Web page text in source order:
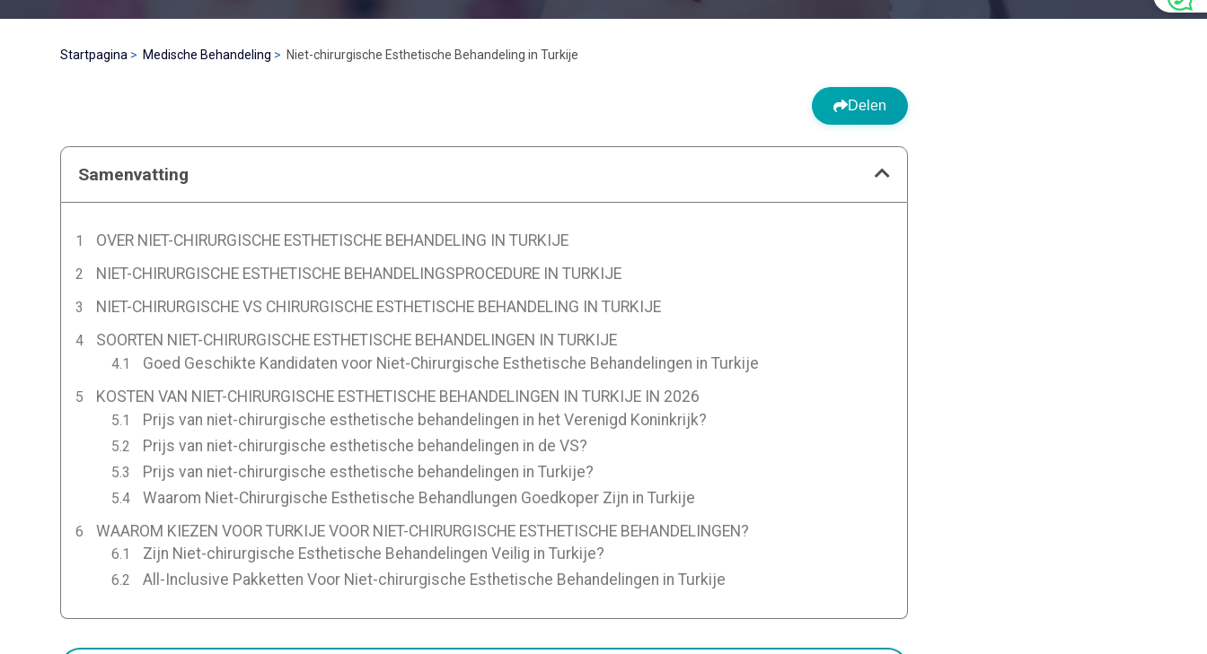
Startpagina Medische Behandeling Niet-chirurgische Esthetische Behandeling in Turkije
Delen
Samenvatting
OVER NIET-CHIRURGISCHE ESTHETISCHE BEHANDELING IN TURKIJE
NIET-CHIRURGISCHE ESTHETISCHE BEHANDELINGSPROCEDURE IN TURKIJE
NIET-CHIRURGISCHE VS CHIRURGISCHE ESTHETISCHE BEHANDELING IN TURKIJE
SOORTEN NIET-CHIRURGISCHE ESTHETISCHE BEHANDELINGEN IN TURKIJE
Goed Geschikte Kandidaten voor Niet-Chirurgische Esthetische Behandelingen in Turkije
KOSTEN VAN NIET-CHIRURGISCHE ESTHETISCHE BEHANDELINGEN IN TURKIJE IN 2026
Prijs van niet-chirurgische esthetische behandelingen in het Verenigd Koninkrijk?
Prijs van niet-chirurgische esthetische behandelingen in de VS?
Prijs van niet-chirurgische esthetische behandelingen in Turkije?
Waarom Niet-Chirurgische Esthetische Behandlungen Goedkoper Zijn in Turkije
WAAROM KIEZEN VOOR TURKIJE VOOR NIET-CHIRURGISCHE ESTHETISCHE BEHANDELINGEN?
Zijn Niet-chirurgische Esthetische Behandelingen Veilig in Turkije?
All-Inclusive Pakketten Voor Niet-chirurgische Esthetische Behandelingen in Turkije